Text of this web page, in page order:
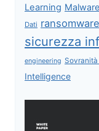
Learning Malware
Dati ransomware
sicurezza
engineering
Intelligence